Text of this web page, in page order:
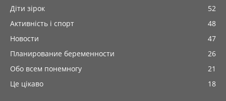
Діти зірок
52
Активність і спорт
48
Новости
47
Планирование беременности
26
Обо всем понемногу
21
Це цікаво
18